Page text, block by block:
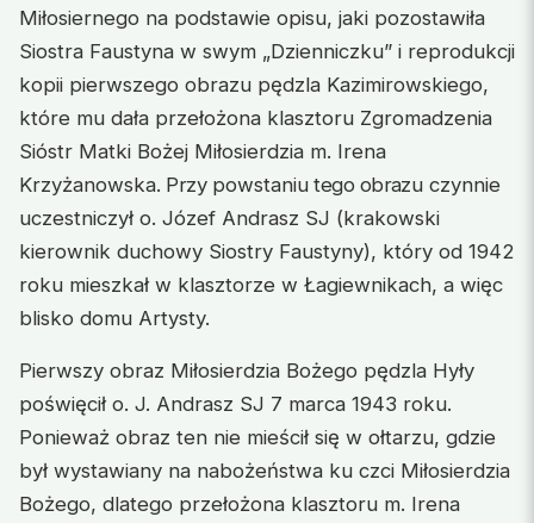
Miłosiernego na podstawie opisu, jaki pozostawiła
Siostra Faustyna w swym „Dzienniczku” i reprodukcji
kopii pierwszego obrazu pędzla Kazimirowskiego,
które mu dała przełożona klasztoru Zgromadzenia
Sióstr Matki Bożej Miłosierdzia m. Irena
Krzyżanowska. Przy powstaniutego obrazu czynnie
uczestniczył o. Józef Andrasz SJ (krakowski
kierownik duchowy Siostry Faustyny), który od 1942
roku mieszkał w klasztorze w Łagiewnikach, a więc
blisko domu Artysty.
Pierwszy obraz Miłosierdzia Bożego pędzla Hyły
poświęcił o. J. Andrasz SJ 7 marca 1943 roku.
Ponieważ obraz ten nie mieścił się w ołtarzu, gdzie
był wystawiany na nabożeństwa ku czci Miłosierdzia
Bożego, dlatego przełożona klasztoru m. Irena